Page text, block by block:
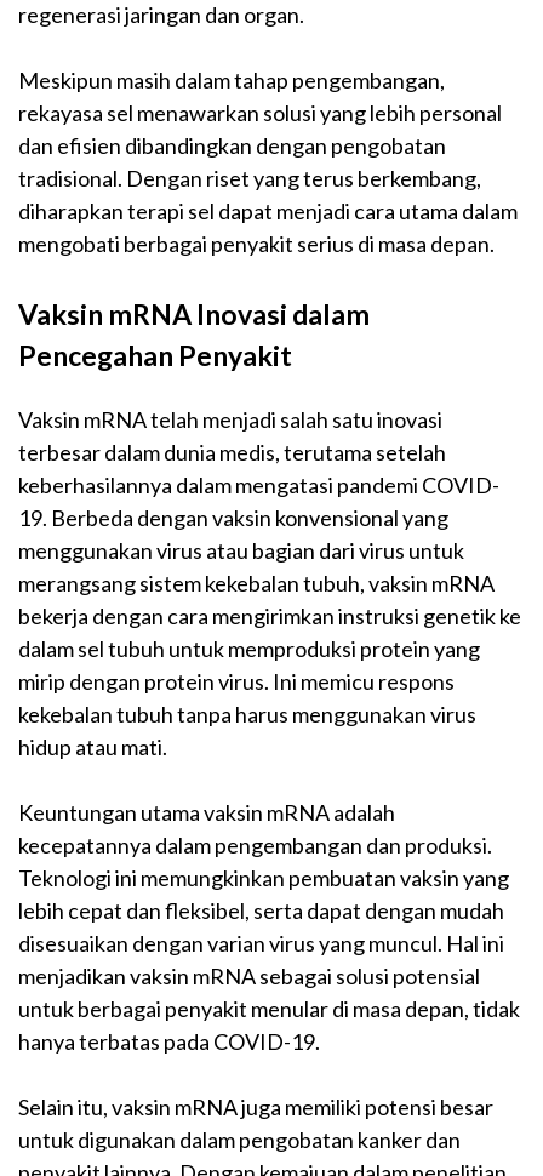
regenerasi jaringan dan organ.
Meskipun masih dalam tahap pengembangan,
rekayasa sel menawarkan solusi yang lebih personal
dan efisien dibandingkan dengan pengobatan
tradisional. Dengan riset yang terus berkembang,
diharapkan terapi sel dapat menjadi cara utama dalam
mengobati berbagai penyakit serius di masa depan.
Vaksin mRNA Inovasi dalam
Pencegahan Penyakit
Vaksin mRNA telah menjadi salah satu inovasi
terbesar dalam dunia medis, terutama setelah
keberhasilannya dalam mengatasi pandemi COVID-
19. Berbeda dengan vaksin konvensional yang
menggunakan virus atau bagian dari virus untuk
merangsang sistem kekebalan tubuh, vaksin mRNA
bekerja dengan cara mengirimkan instruksi genetik ke
dalam sel tubuh untuk memproduksi protein yang
mirip dengan protein virus. Ini memicu respons
kekebalan tubuh tanpa harus menggunakan virus
hidup atau mati.
Keuntungan utama vaksin mRNA adalah
kecepatannya dalam pengembangan dan produksi.
Teknologi ini memungkinkan pembuatan vaksin yang
lebih cepat dan fleksibel, serta dapat dengan mudah
disesuaikan dengan varian virus yang muncul. Hal ini
menjadikan vaksin mRNA sebagai solusi potensial
untuk berbagai penyakit menular di masa depan, tidak
hanya terbatas pada COVID-19.
Selain itu, vaksin mRNA juga memiliki potensi besar
untuk digunakan dalam pengobatan kanker dan